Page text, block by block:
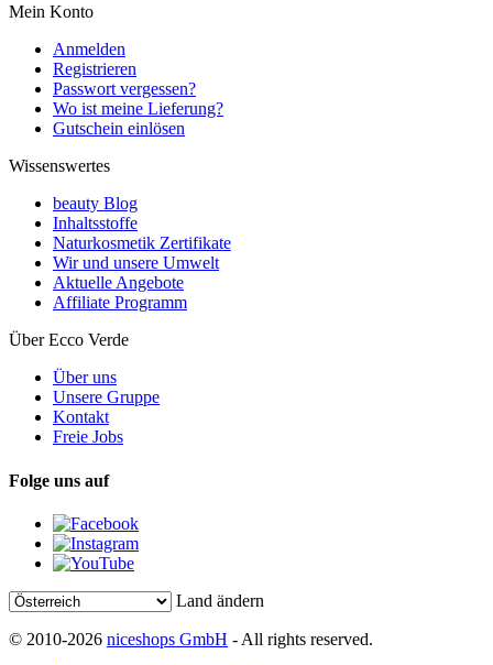
Mein Konto
Anmelden
Registrieren
Passwort vergessen?
Wo ist meine Lieferung?
Gutschein einlösen
Wissenswertes
beauty Blog
Inhaltsstoffe
Naturkosmetik Zertifikate
Wir und unsere Umwelt
Aktuelle Angebote
Affiliate Programm
Über Ecco Verde
Über uns
Unsere Gruppe
Kontakt
Freie Jobs
Folge uns auf
Land ändern
© 2010-2026 niceshops GmbH - All rights reserved.